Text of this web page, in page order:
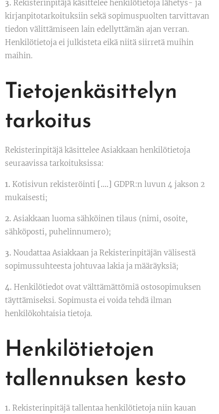
3. Rekisterinpitäjä käsittelee henkilötietoja lähetys- ja
kirjanpitotarkoituksiin sekä sopimuspuolten tarvittavan
tiedon välittämiseen lain edellyttämän ajan verran.
Henkilötietoja ei julkisteta eikä niitä siirretä muihin
maihin.
Tietojenkäsittelyn
tarkoitus
Rekisterinpitäjä käsittelee Asiakkaan henkilötietoja
seuraavissa tarkoituksissa:
1. Kotisivun rekisteröinti [….] GDPR:n luvun 4 jakson 2
mukaisesti;
2. Asiakkaan luoma sähköinen tilaus (nimi, osoite,
sähköposti, puhelinnumero);
3. Noudattaa Asiakkaan ja Rekisterinpitäjän välisestä
sopimussuhteesta johtuvaa lakia ja määräyksiä;
4. Henkilötiedot ovat välttämättömiä ostosopimuksen
täyttämiseksi. Sopimusta ei voida tehdä ilman
henkilökohtaisia tietoja.
Henkilötietojen
tallennuksen kesto
1. Rekisterinpitäjä tallentaa henkilötietoja niin kauan